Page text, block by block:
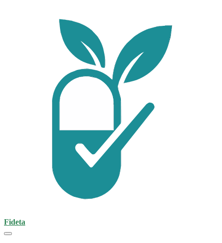
Fideta